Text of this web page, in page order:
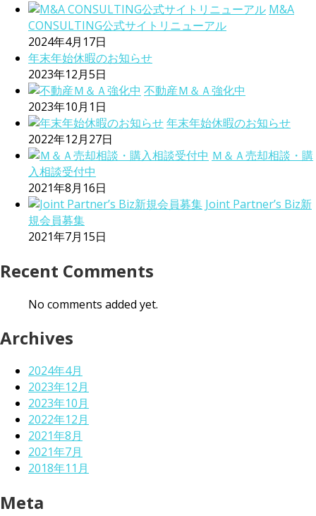
M&A
CONSULTING公式サイトリニューアル
2024年4月17日
年末年始休暇のお知らせ
2023年12月5日
不動産Ｍ＆Ａ強化中
2023年10月1日
年末年始休暇のお知らせ
2022年12月27日
Ｍ＆Ａ売却相談・購
入相談受付中
2021年8月16日
Joint Partner’s Biz新
規会員募集
2021年7月15日
Recent Comments
No comments added yet.
Archives
2024年4月
2023年12月
2023年10月
2022年12月
2021年8月
2021年7月
2018年11月
Meta